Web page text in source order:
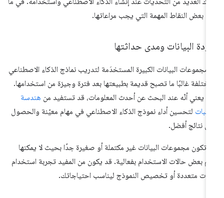
بعض النقاط المهمة التي يجب مراعاتها.
البيانات ومدى حداثتها
مجموعات البيانات الكبيرة المستخدَمة لتدريب نماذج الذكاء الاصطناعي
غالبًا ما تصبح قديمة بطبيعتها بعد فترة وجيزة من استخدامها.
يعني أنّه عند البحث عن أحدث المعلومات، قد تستفيد من هندسة
لتحسين أداء نموذج الذكاء الاصطناعي في مهام معيّنة والحصول
نتائج أفضل.
تكون مجموعات البيانات غير مكتملة أو صغيرة جدًا بحيث لا يمكنها
بعض حالات الاستخدام بفعالية. قد يكون من المفيد تجربة استخدام
متعددة أو تخصيص النموذج ليناسب احتياجاتك.